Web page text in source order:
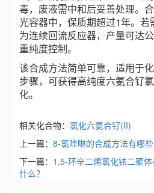
毒，废液需中和后妥善处理。
光容器中，保质期超过1年。
为连续回流反应器，产量可达
重纯度控制。
该合成方法简单可靠，适用于
步骤，可获得高纯度六氨合钌
化。
相关化合物： 氯化六氨合钌(II)
上一篇： 8-氯喹啉的合成方法有哪些
下一篇： 1,5-环辛二烯氯化铱二聚
什么？